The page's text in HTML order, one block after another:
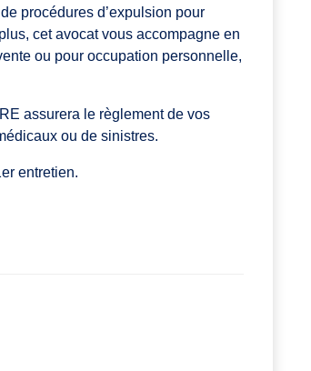
procédures d’expulsion pour
cet avocat vous accompagne en
ou pour occupation personnelle,
assurera le règlement de vos
ou de sinistres.
entretien.